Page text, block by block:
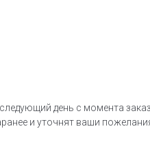
день с момента
и уточнят ваши